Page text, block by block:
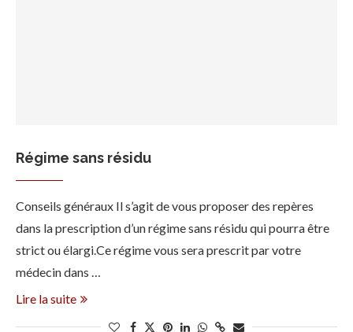
Régime sans résidu
Conseils généraux Il s’agit de vous proposer des repères
dans la prescription d’un régime sans résidu qui pourra être
strict ou élargi.Ce régime vous sera prescrit par votre
médecin dans …
Lire la suite